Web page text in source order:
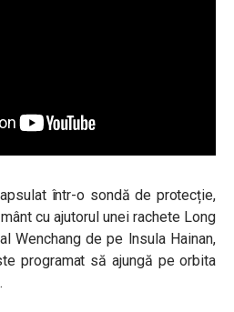
într-o sondă de protecție,
cu ajutorul unei rachete Long
Wenchang de pe Insula Hainan,
programat să ajungă pe orbita